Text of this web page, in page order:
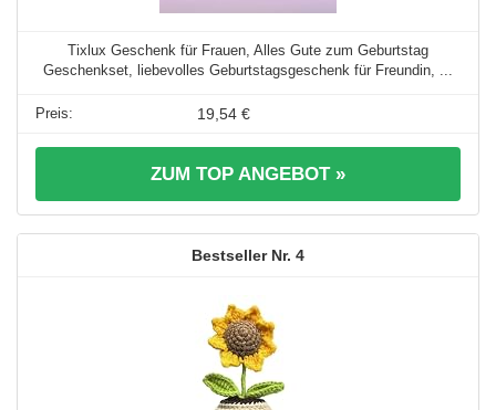
Tixlux Geschenk für Frauen, Alles Gute zum Geburtstag
Geschenkset, liebevolles Geburtstagsgeschenk für Freundin, ...
19,54 €
ZUM TOP ANGEBOT »
4